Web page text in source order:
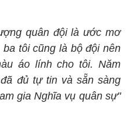
quân đội là ước mơ
tôi cũng là bộ đội nên
áo lính cho tôi. Năm
đủ tự tin và sẵn sàng
gia Nghĩa vụ quân sự"